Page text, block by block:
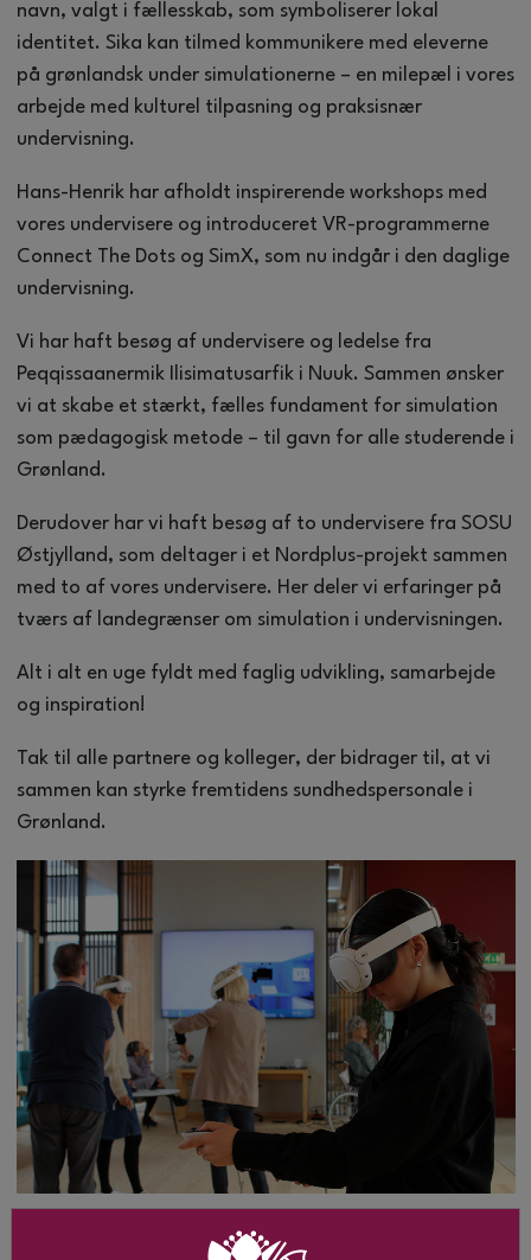
navn, valgt i fællesskab, som symboliserer lokal
identitet. Sika kan tilmed kommunikere med eleverne
på grønlandsk under simulationerne – en milepæl i vores
arbejde med kulturel tilpasning og praksisnær
undervisning.
Hans-Henrik har afholdt inspirerende workshops med
vores undervisere og introduceret VR-programmerne
Connect The Dots og SimX, som nu indgår i den daglige
undervisning.
Vi har haft besøg af undervisere og ledelse fra
Peqqissaanermik Ilisimatusarfik i Nuuk. Sammen ønsker
vi at skabe et stærkt, fælles fundament for simulation
som pædagogisk metode – til gavn for alle studerende i
Grønland.
Derudover har vi haft besøg af to undervisere fra SOSU
Østjylland, som deltager i et Nordplus-projekt sammen
med to af vores undervisere. Her deler vi erfaringer på
tværs af landegrænser om simulation i undervisningen.
Alt i alt en uge fyldt med faglig udvikling, samarbejde
og inspiration!
Tak til alle partnere og kolleger, der bidrager til, at vi
sammen kan styrke fremtidens sundhedspersonale i
Grønland.